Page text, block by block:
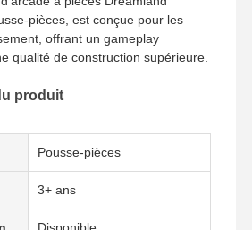
pièces, est conçue pour les
offrant un gameplay
qualité de construction supérieure.
produit
Pousse-pièces
3+ ans
Disponible